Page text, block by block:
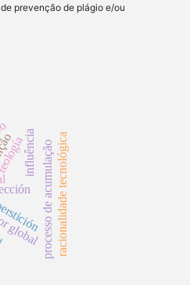
prevenção de plágio e/ou
processo de acumulaçãoracionalidade tecnológica
influência